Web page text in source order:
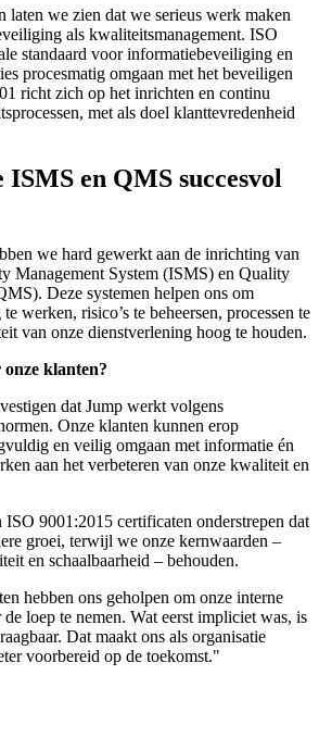
laten we zien dat we serieus werk maken
als kwaliteitsmanagement. ISO
standaard voor informatiebeveiliging en
procesmatig omgaan met het beveiligen
richt zich op het inrichten en continu
met als doel klanttevredenheid
en QMS succesvol
we hard gewerkt aan de inrichting van
Management System (ISMS) en Quality
Deze systemen helpen ons om
werken, risico’s te beheersen, processen te
van onze dienstverlening hoog te houden.
klanten?
dat Jump werkt volgens
Onze klanten kunnen erop
en veilig omgaan met informatie én
aan het verbeteren van onze kwaliteit en
9001:2015 certificaten onderstrepen dat
groei, terwijl we onze kernwaarden –
en schaalbaarheid – behouden.
hebben ons geholpen om onze interne
de loep te nemen. Wat eerst impliciet was, is
Dat maakt ons als organisatie
voorbereid op de toekomst."